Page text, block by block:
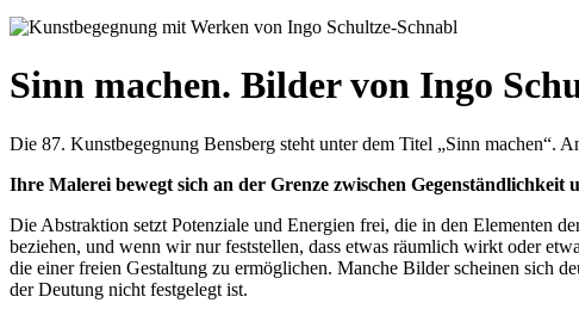
Sinn machen. Bilder von Ingo
Die 87. Kunstbegegnung Bensberg steht unter dem Titel „Sinn machen“.
Ihre Malerei bewegt sich an der Grenze zwischen Gegenständlichkeit
Die Abstraktion setzt Potenziale und Energien frei, die in den Elementen
beziehen, und wenn wir nur feststellen, dass etwas räumlich wirkt oder
die einer freien Gestaltung zu ermöglichen. Manche Bilder scheinen sich
der Deutung nicht festgelegt ist.